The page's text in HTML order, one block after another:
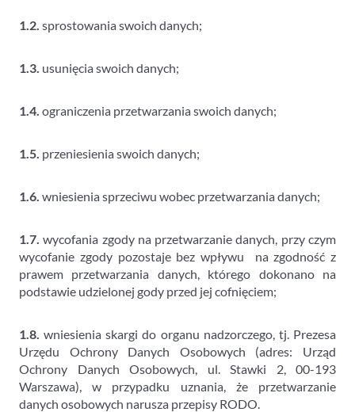
1.2. sprostowania swoich danych;
1.3. usunięcia swoich danych;
1.4. ograniczenia przetwarzania swoich danych;
1.5. przeniesienia swoich danych;
1.6. wniesienia sprzeciwu wobec przetwarzania danych;
1.7. wycofania zgody na przetwarzanie danych, przy czym
wycofanie zgody pozostaje bez wpływu na zgodność z
prawem przetwarzania danych, którego dokonano na
podstawie udzielonej gody przed jej cofnięciem;
1.8. wniesienia skargi do organu nadzorczego, tj. Prezesa
Urzędu Ochrony Danych Osobowych (adres: Urząd
Ochrony Danych Osobowych, ul. Stawki 2, 00-193
Warszawa), w przypadku uznania, że przetwarzanie
danych osobowych narusza przepisy RODO.